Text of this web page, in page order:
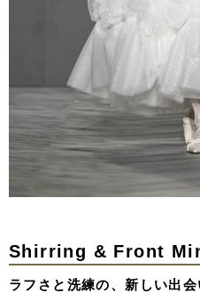
Shirring & Front
ラフさと洗練の、新しい出